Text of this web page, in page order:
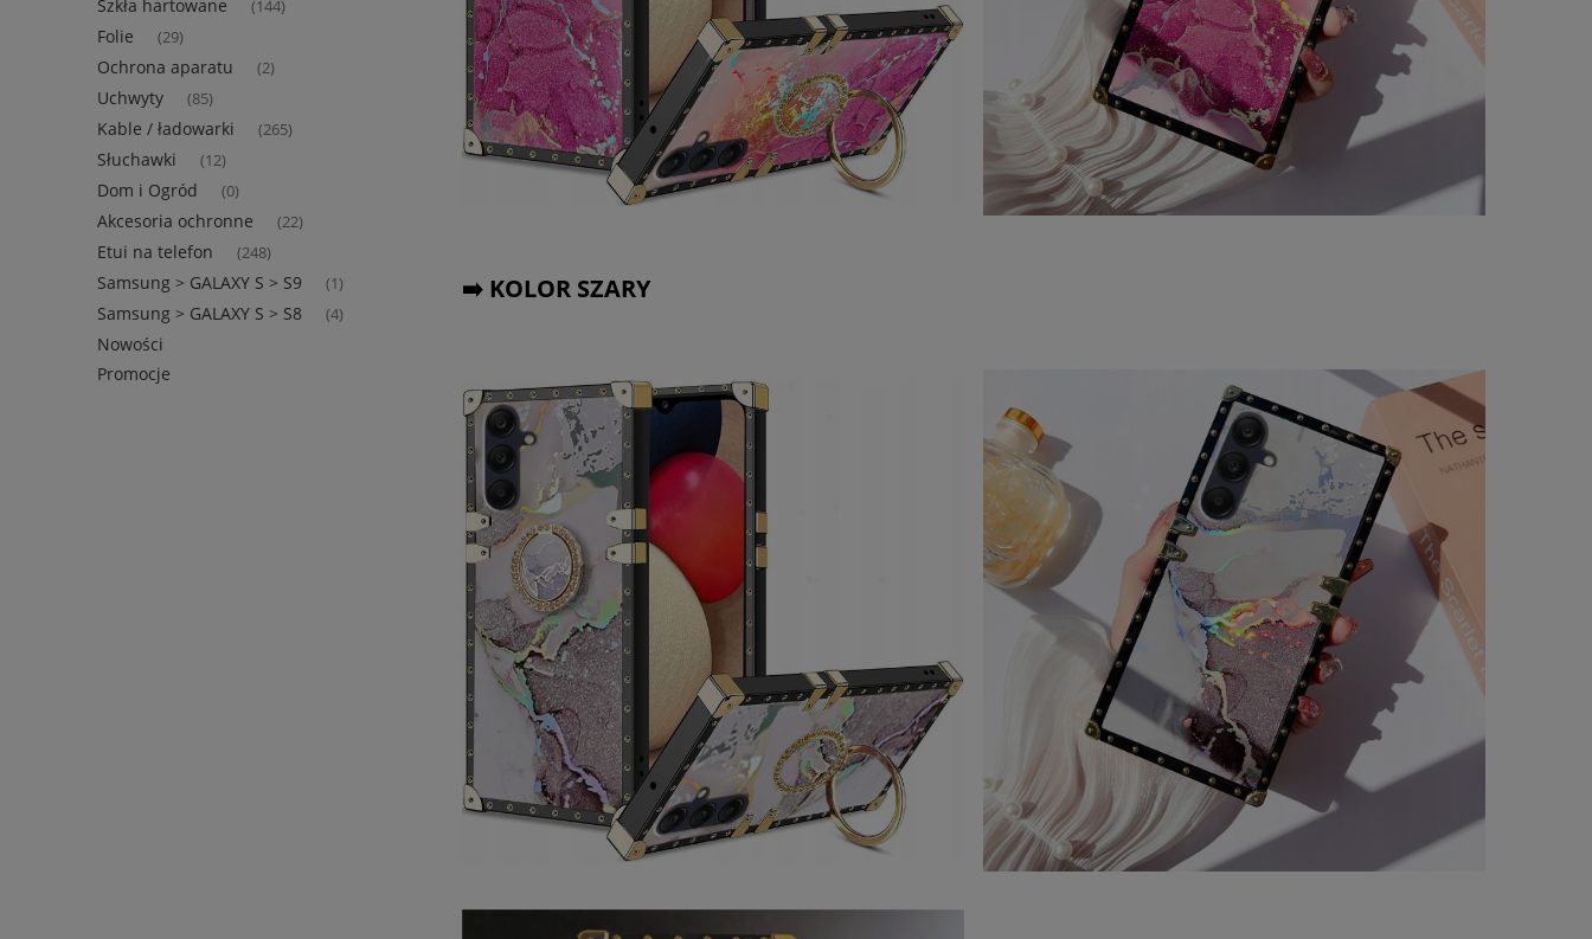
Szkła hartowane (144)
Folie (29)
Ochrona aparatu (2)
Uchwyty (85)
Kable / ładowarki (265)
Słuchawki (12)
Dom i Ogród (0)
Akcesoria ochronne (22)
Etui na telefon (248)
Samsung > GALAXY S > S9 (1)
Samsung > GALAXY S > S8 (4)
Nowości
Promocje
➡️ KOLOR SZARY